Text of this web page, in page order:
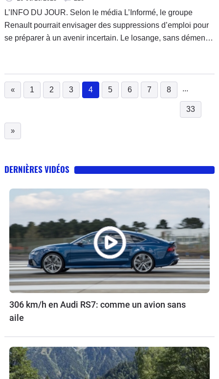
L’INFO DU JOUR. Selon le média L’Informé, le groupe
Renault pourrait envisager des suppressions d’emploi pour
se préparer à un avenir incertain. Le losange, sans démentir
« 1 2 3 4
(current)
5 6 7 8 ...
33
»
DERNIÈRES VIDÉOS
306 km/h en Audi RS7: comme un avion sans
aile